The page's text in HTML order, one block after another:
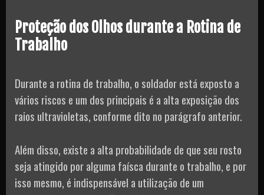
Proteção dos Olhos durante a Rotina de
Trabalho
Durante a rotina de trabalho, o soldador está exposto a
vários riscos e um dos principais é a alta exposição dos
raios ultravioletas, conforme dito no parágrafo anterior.
Além disso, existe a alta probabilidade de que seu rosto
seja atingido por alguma faísca durante o trabalho, e por
isso mesmo, é indispensável a utilização de um